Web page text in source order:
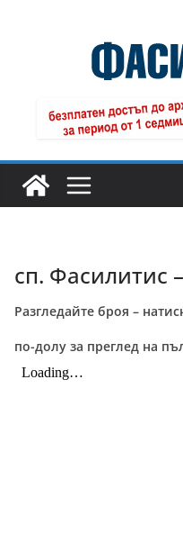
сп. Фасилитис
Разгледайте броя –
по-долу за преглед на